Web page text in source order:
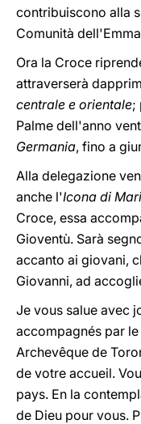
contribuiscono alla
Comunità
Ora la Croce
attraverserà
centrale e orientale;
Palme dell'anno
Germania, fino a
Alla delegazione
anche l'Icona di
Croce, essa
Gioventù. Sarà
accanto ai giovani,
Giovanni, ad
Je vous salue avec
accompagnés par
Archevêque de
de votre accueil.
pays. En la
de Dieu pour vous.